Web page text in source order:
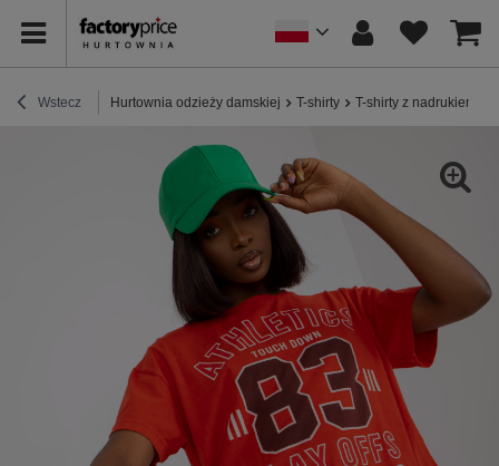
Wstecz Hurtownia odzieży damskiej T-shirty T-shirty z nadrukiem